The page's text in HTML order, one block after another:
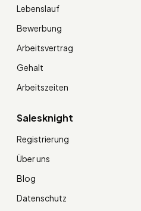
Lebenslauf
Bewerbung
Arbeitsvertrag
Gehalt
Arbeitszeiten
Salesknight
Registrierung
Über uns
Blog
Datenschutz